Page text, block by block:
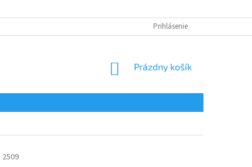
Prihlásenie
NÁKUPNÝ
Prázdny košík
2509